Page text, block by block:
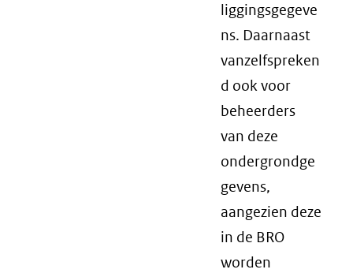
liggingsgegeve
ns. Daarnaast
vanzelfspreken
d ook voor
beheerders
van deze
ondergrondge
gevens,
aangezien deze
in de BRO
worden